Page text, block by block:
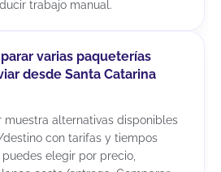
trabajo manual.
varias paqueterías
desde Santa Catarina
muestra alternativas disponibles
con tarifas y tiempos
elegir por precio,